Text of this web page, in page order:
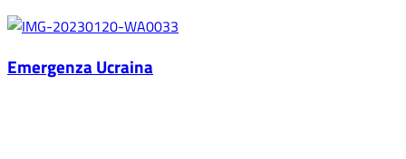
Emergenza Ucraina